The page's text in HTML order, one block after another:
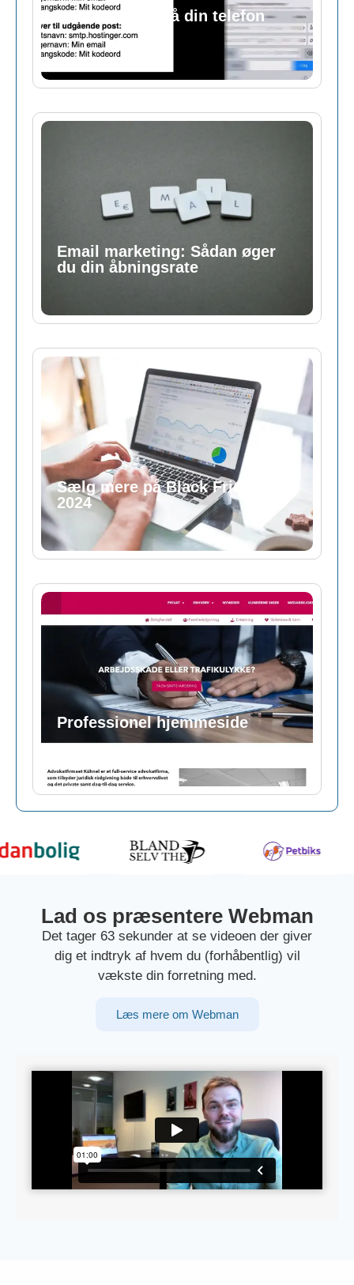
Sæt email op på din telefon
Email marketing: Sådan øger
du din åbningsrate
Sælg mere på Black Friday
2024
Professionel hjemmeside
Lad os præsentere Webman
Det tager 63 sekunder at se videoen der giver
dig et indtryk af hvem du (forhåbentlig) vil
vækste din forretning med.
Læs mere om Webman